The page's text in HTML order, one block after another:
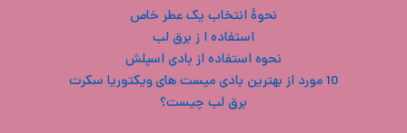
نحوۀ انتخاب یک عطر خاص
استفاده ا ز برق لب
نحوه استفاده از بادی اسپلش
10 مورد از بهترین بادی میست های ویکتوریا سکرت
برق لب چیست؟